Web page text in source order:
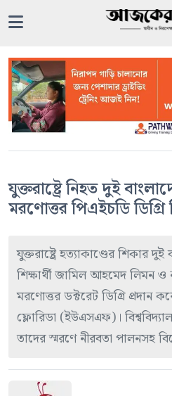
যুক্তরাষ্ট্রে নিহত দুই
মরণোত্তর পিএইচডি
যুক্তরাষ্ট্রে হত্যাকাণ্ডের শিকার
শিক্ষার্থী জামিল আহমেদ লিমন ও
মরণোত্তর ডক্টরেট ডিগ্রি প্রদান
ফ্লোরিডা (ইউএসএফ)।
তাদের স্মরণে নীরবতা পালনসহ